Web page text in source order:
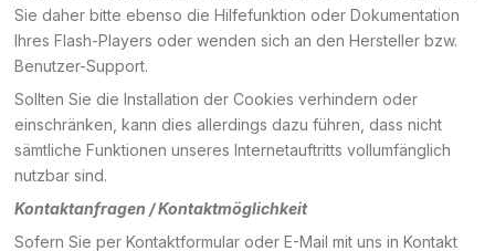
Sie daher bitte ebenso die Hilfefunktion oder Dokumentation
Ihres Flash-Players oder wenden sich an den Hersteller bzw.
Benutzer-Support.
Sollten Sie die Installation der Cookies verhindern oder
einschränken, kann dies allerdings dazu führen, dass nicht
sämtliche Funktionen unseres Internetauftritts vollumfänglich
nutzbar sind.
Kontaktanfragen / Kontaktmöglichkeit
Sofern Sie per Kontaktformular oder E-Mail mit uns in Kontakt